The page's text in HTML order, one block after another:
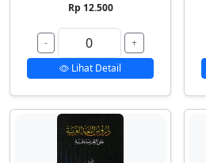
Rp 12.500
-
+
Lihat Detail